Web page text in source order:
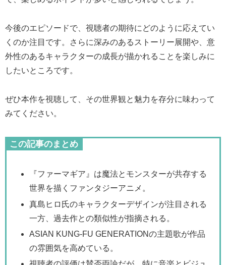
今後のエピソードで、視聴者の期待にどのように応えてい
くのか注目です。さらに深みのあるストーリー展開や、意
外性のあるキャラクターの成長が描かれることを楽しみに
したいところです。
ぜひ本作を視聴して、その世界観と魅力を存分に味わって
みてください。
この記事のまとめ
『ファーマギア』は魔法とモンスターが共存する
世界を描くファンタジーアニメ。
真島ヒロ氏のキャラクターデザインが注目される
一方、過去作との類似性が指摘される。
ASIAN KUNG-FU GENERATIONの主題歌が作品
の雰囲気を高めている。